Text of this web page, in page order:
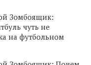
Зомбоящик:
чуть не
на футбольном